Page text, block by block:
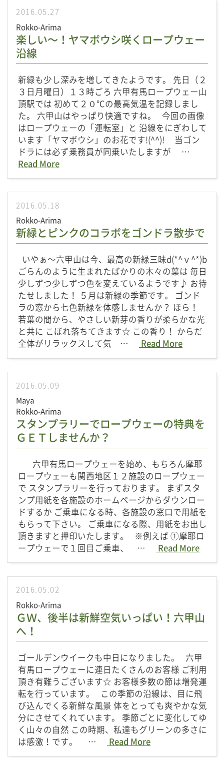
2016.05.27
Rokko-Arima
楽しい～！ヤマボウシ咲くロープウェー
沿線
新緑も少し深みを増してきたようです。 先日（２
３日月曜日）１３時ごろ 六甲有馬ロープウェー山
頂駅では 初めて２０℃の最高気温を記録しまし
た。 六甲山はやっぱり快適ですね。 今回の画像
はロープウェーの「運転室」と 沿線をにぎわして
います「ヤマボウシ」のお花です!(^^)! 当ゴン
ドラには必ず乗務員が同乗いたしますが …
Read More
2016.05.18
Rokko-Arima
新緑とピンクのコラボをゴンドラ散歩で
いやぁ～六甲山は今、最高の新緑三昧d(*^ｖ^*)b
ごらんのように生まれたばかりの木々の葉は 毎日
少しずつ少しずつ色を変えているようです♪ お待
たせしました！ ５月は新緑の季節です。 ゴンド
ラの窓から七色新緑を体感しませんか？ ほら！
若葉の間から、やさしい新芽の香りが柔らかな光
と共に こぼれ落ちてきます☆ この香り！ からだ
全体がリラックスして気 …
Read More
2016.05.09
Maya
Rokko-Arima
スタンプラリーでロープウェーの特典を
ＧＥＴしませんか？
六甲有馬ロープウェーを始め、もちろん摩耶
ロープウェーも関西地区１２施設のロープウェー
で スタンプラリーを行っております。 まずスタ
ンプ用紙を各施設のホームページからダウンロー
ドするか ご乗車になる時、各施設の窓口で用紙を
もらって下さい。 ご乗車になる際、用紙をお出し
頂きますと押印いたします。 ※例えば ①摩耶ロ
ープウェーで１回目ご乗車、 …
Read More
2016.05.02
Rokko-Arima
ＧＷ、後半は新鮮空気いっぱい！六甲山
へ！
ゴールデンウイークも中日になりました。 六甲
有馬ロープウェーに連日たくさんのお客様 ご利用
頂き有難うございます☆ お客様多数の節は増発運
転を行っています。 この季節の沿線は、目に飛
び込んでくる新鮮な風景 体をとっても爽やかな気
分にさせてくれています。 季節ごとに変化してゆ
く山々の自然 この時期、私達もグリーンの多さに
は感激！です。 …
Read More